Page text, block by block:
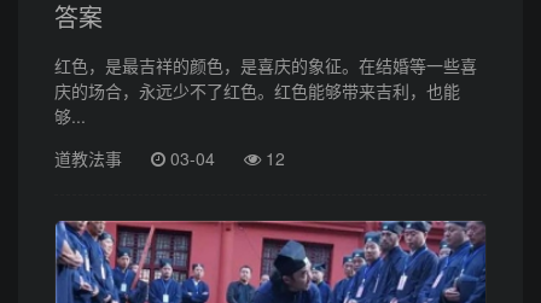
答案
红色，是最吉祥的颜色，是喜庆的象征。在结婚等一些喜
庆的场合，永远少不了红色。红色能够带来吉利，也能
够...
道教法事
03-04 12